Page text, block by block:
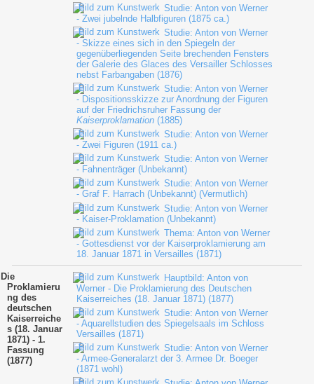
Studie: Anton von Werner
- Zwei jubelnde Halbfiguren (1875 ca.)
Studie: Anton von Werner
- Skizze eines sich in den Spiegeln der
gegenüberliegenden Seite brechenden Fensters
der Galerie des Glaces des Versailler Schlosses
nebst Farbangaben (1876)
Studie: Anton von Werner
- Dispositionsskizze zur Anordnung der Figuren
auf der Friedrichsruher Fassung der
Kaiserproklamation (1885)
Studie: Anton von Werner
- Zwei Figuren (1911 ca.)
Studie: Anton von Werner
- Fahnenträger (Unbekannt)
Studie: Anton von Werner
- Graf F. Harrach (Unbekannt) (Vermutlich)
Studie: Anton von Werner
- Kaiser-Proklamation (Unbekannt)
Thema: Anton von Werner
- Gottesdienst vor der Kaiserproklamierung am
18. Januar 1871 in Versailles (1871)
Die
Proklamieru
ng des
deutschen
Kaiserreiche
s (18. Januar
1871) - 1.
Fassung
(1877)
Hauptbild: Anton von
Werner - Die Proklamierung des Deutschen
Kaiserreiches (18. Januar 1871) (1877)
Studie: Anton von Werner
- Aquarellstudien des Spiegelsaals im Schloss
Versailles (1871)
Studie: Anton von Werner
- Armee-Generalarzt der 3. Armee Dr. Boeger
(1871 wohl)